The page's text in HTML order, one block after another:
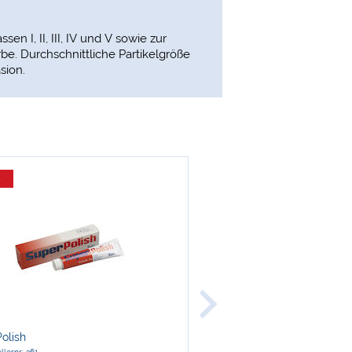
I, II, III, IV und V sowie zur
Durchschnittliche Partikelgröße